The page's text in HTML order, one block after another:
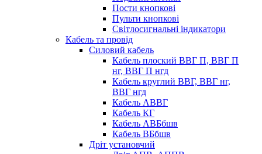
Пости кнопкові
Пульти кнопкові
Світлосигнальні індикатори
Кабель та провід
Силовий кабель
Кабель плоский ВВГ П, ВВГ П
нг, ВВГ П нгд
Кабель круглий ВВГ, ВВГ нг,
ВВГ нгд
Кабель АВВГ
Кабель КГ
Кабель АВБбшв
Кабель ВБбшв
Дріт установчий